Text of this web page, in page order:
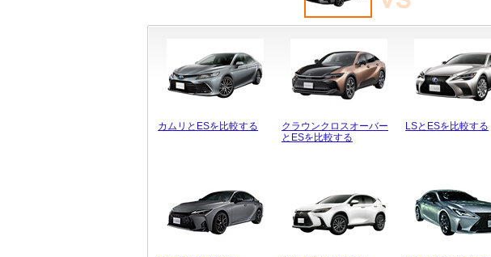
カムリとESを比較する
クラウンクロスオーバー
とESを比較する
LSとESを比較する